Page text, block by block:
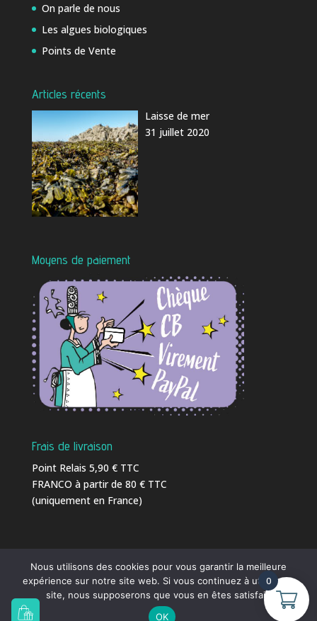
On parle de nous
Les algues biologiques
Points de Vente
Articles récents
Laisse de mer
31 juillet 2020
Moyens de paiement
Frais de livraison
Point Relais 5,90 € TTC
FRANCO à partir de 80 € TTC
(uniquement en France)
Ⓒ 2016 - 2026C-Weed-Aquaculture| Tél. 02 23 18
41 86 |
info@c-weed-aquaculture.com
0
Nous utilisons des cookies pour vous garantir la meilleure
expérience sur notre site web. Si vous continuez à utiliser ce
site, nous supposerons que vous en êtes satisfait.
OK